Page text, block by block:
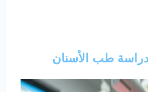
طب الأسنان